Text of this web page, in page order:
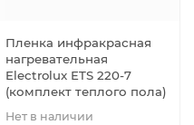
Пленка инфракрасная
нагревательная
Electrolux ETS 220-7
(комплект теплого пола)
Нет в наличии